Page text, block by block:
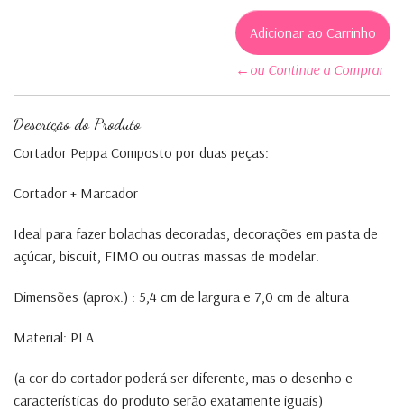
←ou Continue a Comprar
Descrição do Produto
Cortador Peppa Composto por duas peças:
Cortador + Marcador
Ideal para fazer bolachas decoradas, decorações em pasta de
açúcar, biscuit, FIMO ou outras massas de modelar.
Dimensões (aprox.) : 5,4 cm de largura e 7,0 cm de altura
Material: PLA
(a cor do cortador poderá ser diferente, mas o desenho e
características do produto serão exatamente iguais)